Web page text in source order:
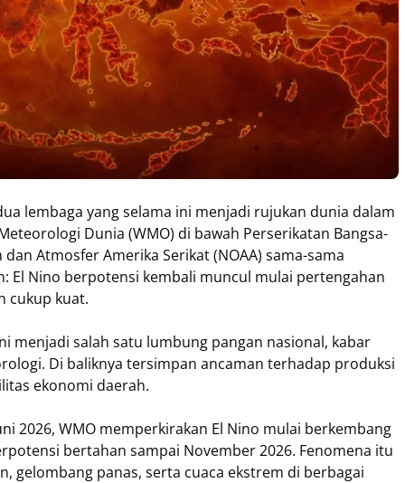
lembaga yang selama ini menjadi rujukan dunia dalam
Dunia (WMO) di bawah Perserikatan Bangsa-
Atmosfer Amerika Serikat (NOAA) sama-sama
El Nino berpotensi kembali muncul mulai pertengahan
cukup kuat.
menjadi salah satu lumbung pangan nasional, kabar
Di baliknya tersimpan ancaman terhadap produksi
ekonomi daerah.
2026, WMO memperkirakan El Nino mulai berkembang
bertahan sampai November 2026. Fenomena itu
gelombang panas, serta cuaca ekstrem di berbagai